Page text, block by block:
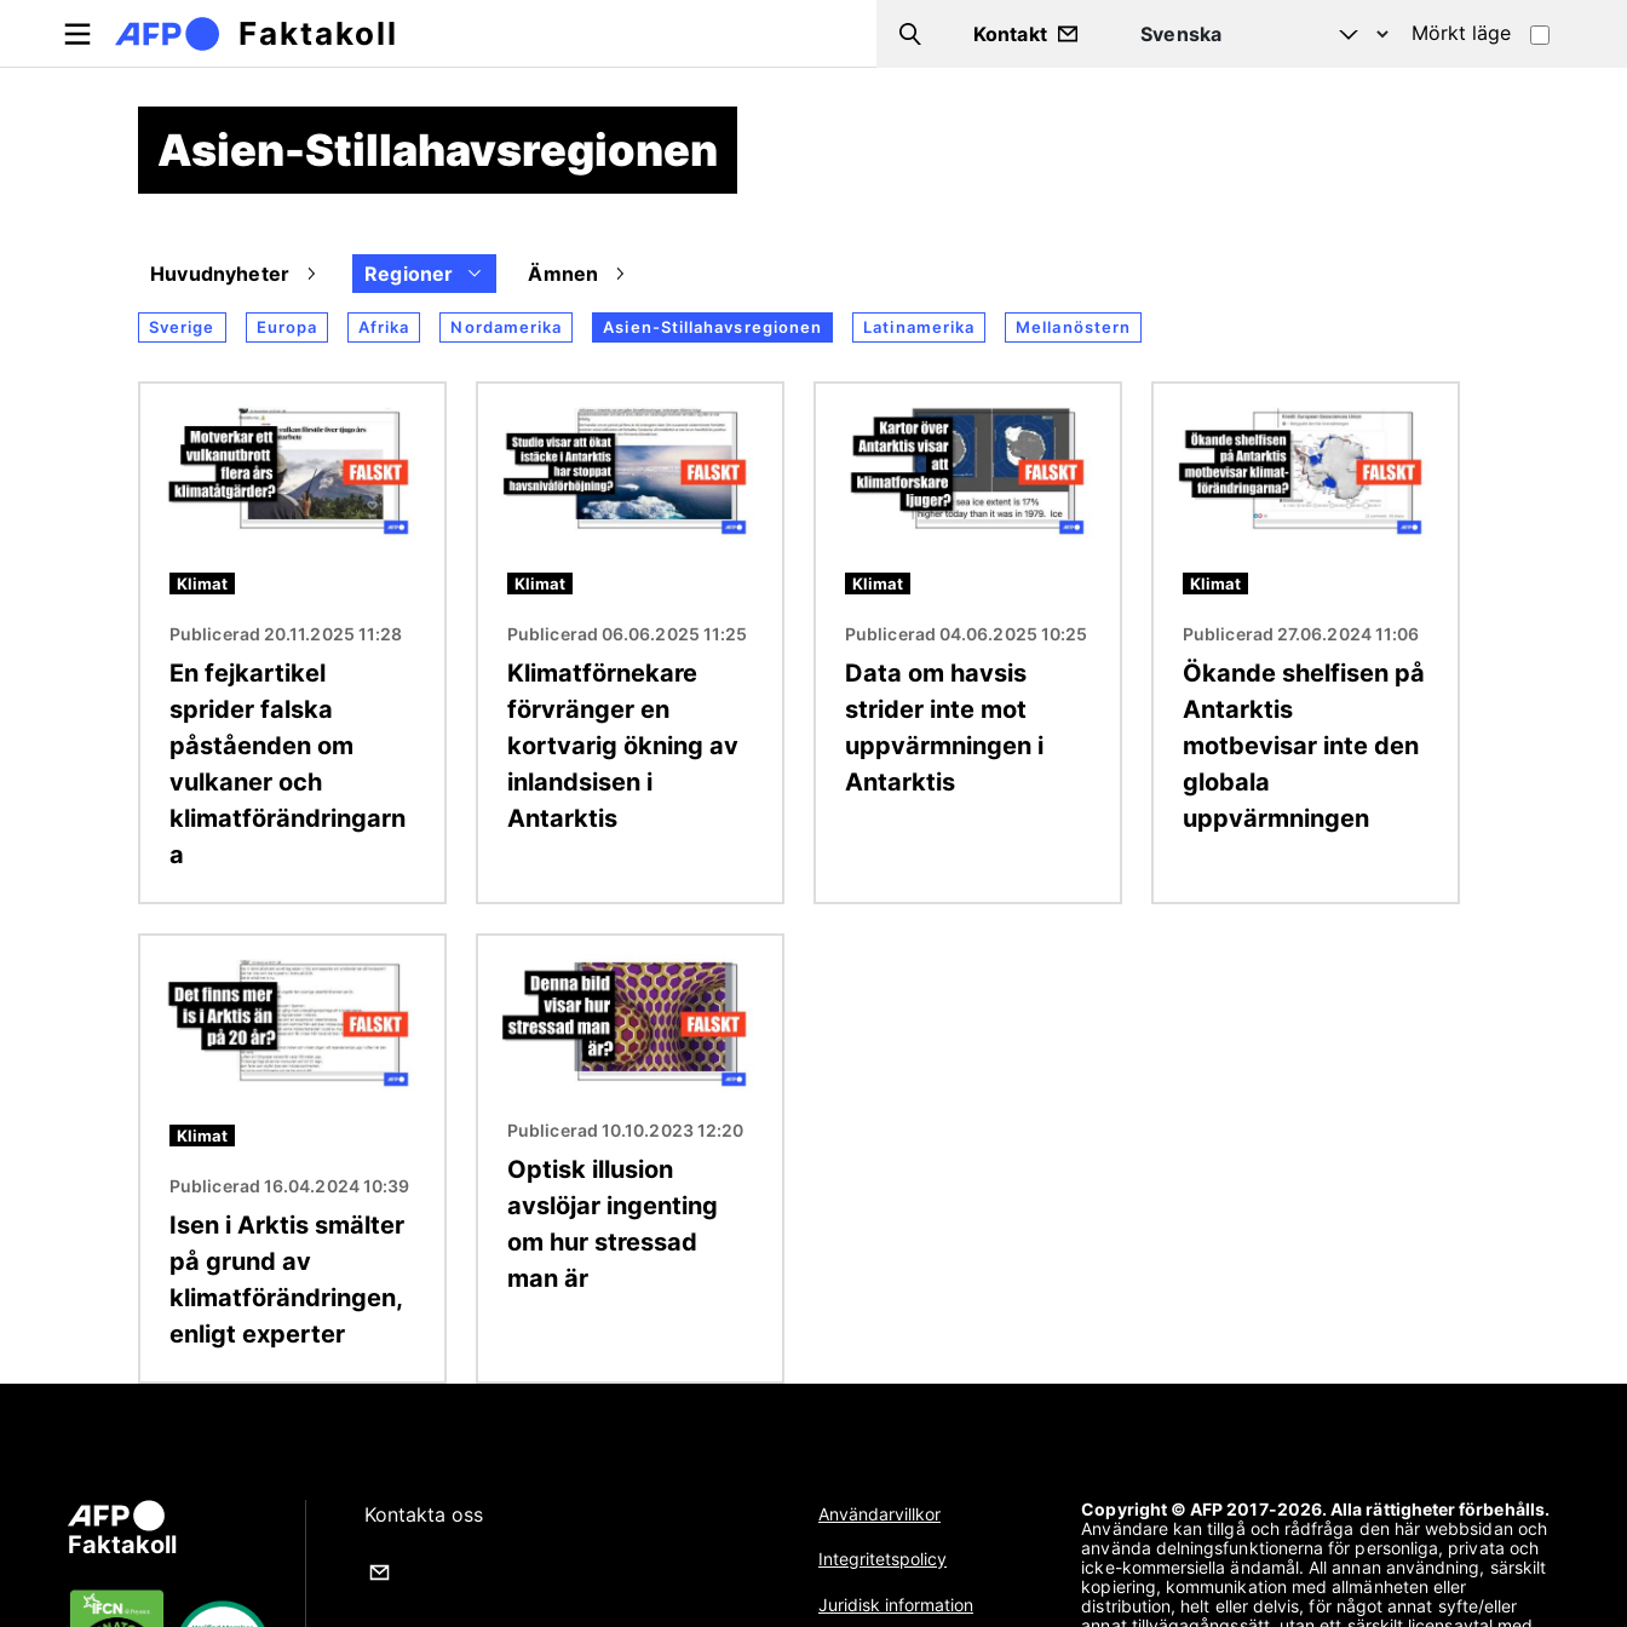
Hoppa till huvudinnehåll
Faktakoll Search
Kontakt Mörkt läge
Asien-Stillahavsregionen
Huvudnyheter Regioner Ämnen
Sverige Europa Afrika Nordamerika Asien-Stillahavsregionen Latinamerika Mellanöstern
Klimat
Publicerad 20.11.2025 11:28
En fejkartikel
sprider falska
påståenden om
vulkaner och
klimatförändringarn
a
Klimat
Publicerad 06.06.2025 11:25
Klimatförnekare
förvränger en
kortvarig ökning av
inlandsisen i
Antarktis
Klimat
Publicerad 04.06.2025 10:25
Data om havsis
strider inte mot
uppvärmningen i
Antarktis
Klimat
Publicerad 27.06.2024 11:06
Ökande shelfisen på
Antarktis
motbevisar inte den
globala
uppvärmningen
Klimat
Publicerad 16.04.2024 10:39
Isen i Arktis smälter
på grund av
klimatförändringen,
enligt experter
Publicerad 10.10.2023 12:20
Optisk illusion
avslöjar ingenting
om hur stressad
man är
Faktakoll
Kontakta oss Användarvillkor
Integritetspolicy
Juridisk information
Copyright © AFP 2017-2026. Alla rättigheter förbehålls.
Användare kan tillgå och rådfråga den här webbsidan och
använda delningsfunktionerna för personliga, privata och
icke-kommersiella ändamål. All annan användning, särskilt
kopiering, kommunikation med allmänheten eller
distribution, helt eller delvis, för något annat syfte/eller